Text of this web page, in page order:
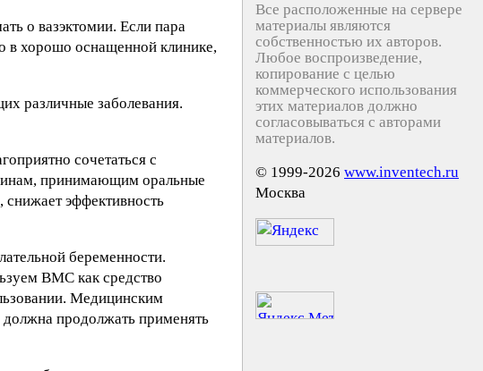
о вазэктомии. Если пара
в хорошо оснащенной клинике,
различные заболевания.
сочетаться с
принимающим оральные
снижает эффективность
беременности.
ВМС как средство
Медицинским
должна продолжать применять
Все расположенные на сервере
материалы являются
собственностью их авторов.
Любое воспроизведение,
копирование с целью
коммерческого использования
этих материалов должно
согласовываться с авторами
материалов.
© 1999-2026 www.inventech.ru
Москва